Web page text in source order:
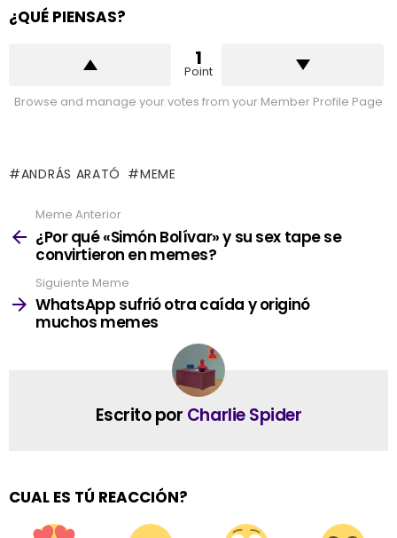
¿QUÉ PIENSAS?
1
Point
Browse and manage your votes from your Member Profile Page
ANDRÁS ARATÓ MEME
more
Meme Anterior
¿Por qué «Simón Bolívar» y su sex tape se
convirtieron en memes?
Siguiente Meme
WhatsApp sufrió otra caída y originó
muchos memes
Escrito por Charlie Spider
CUAL ES TÚ REACCIÓN?